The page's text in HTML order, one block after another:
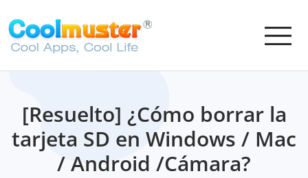
[Resuelto] ¿Cómo borrar la
tarjeta SD en Windows / Mac
/ Android /Cámara?